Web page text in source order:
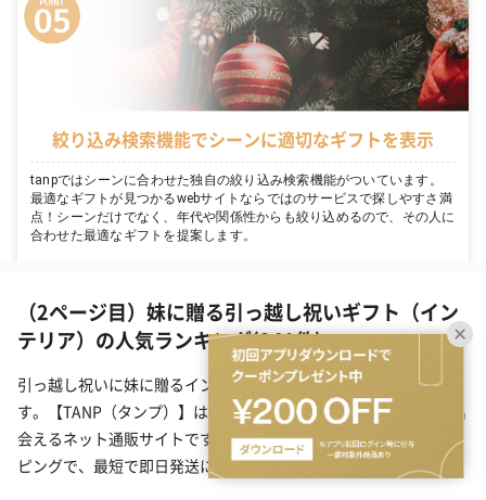
絞り込み検索機能でシーンに適切なギフトを表示
tanpではシーンに合わせた独自の絞り込み検索機能がついています。
最適なギフトが見つかるwebサイトならではのサービスで探しやすさ満
点！シーンだけでなく、年代や関係性からも絞り込めるので、その人に
合わせた最適なギフトを提案します。
（2ページ目）妹に贈る引っ越し祝いギフト（イン
テリア）の人気ランキング(941件)
引っ越し祝いに妹に贈るインテリアのプレゼント一覧(941件)で
す。【TANP（タンプ）】は大切な日にぴったりな「ギフト」に出
会えるネット通販サイトです。こだわりの商品をこだわりのラッ
ピングで、最短で即日発送にてご対応いたします。